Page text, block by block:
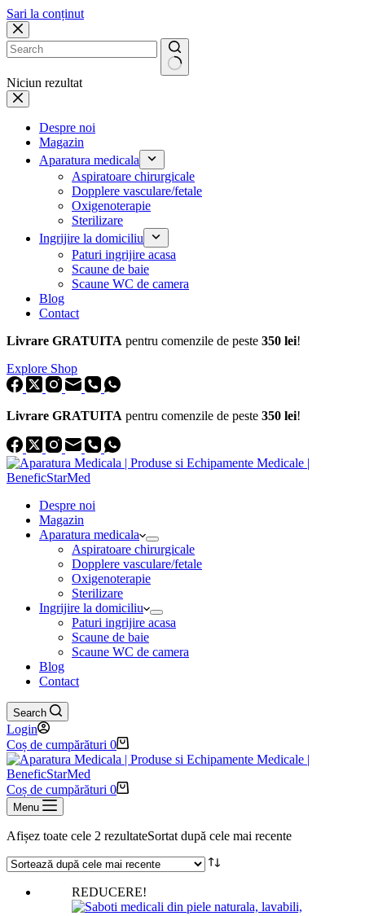
Sari la conținut
Niciun rezultat
Despre noi
Magazin
Aparatura medicala
Aspiratoare chirurgicale
Dopplere vasculare/fetale
Oxigenoterapie
Sterilizare
Ingrijire la domiciliu
Paturi ingrijire acasa
Scaune de baie
Scaune WC de camera
Blog
Contact
Livrare GRATUITA pentru comenzile de peste 350 lei!
Explore Shop
Livrare GRATUITA pentru comenzile de peste 350 lei!
Despre noi
Magazin
Aparatura medicala
Aspiratoare chirurgicale
Dopplere vasculare/fetale
Oxigenoterapie
Sterilizare
Ingrijire la domiciliu
Paturi ingrijire acasa
Scaune de baie
Scaune WC de camera
Blog
Contact
Search
Login
Coș de cumpărături 0
Coș de cumpărături 0
Menu
Afișez toate cele 2 rezultateSortat după cele mai recente
REDUCERE!